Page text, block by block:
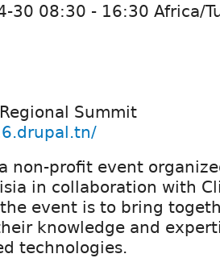
30 08:30 - 16:30 Africa/
Summit
non-profit event
in collaboration with
event is to bring
knowledge and
technologies.